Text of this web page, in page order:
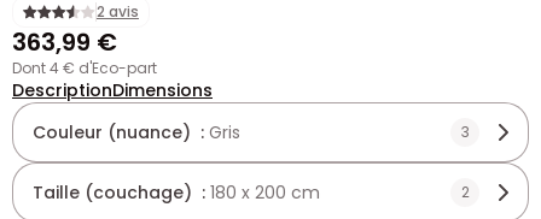
2 avis
363,99 €
dont 4 € d'Eco-part
DescriptionDimensions
Couleur (nuance) : Gris 3
Taille (couchage) : 180 x 200 cm 2